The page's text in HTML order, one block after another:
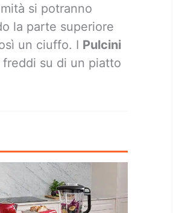
si potranno
la parte superiore
un ciuffo. I Pulcini
su di un piatto